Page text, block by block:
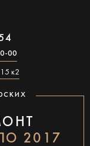
00
к2
2017